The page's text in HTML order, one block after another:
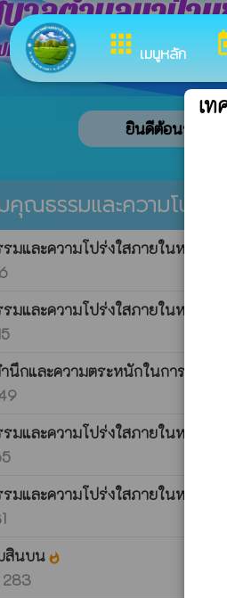
apps เมนูหลัก
าลตำบลนาป่า
ทุมราชวงศา จังหวัดอำนาจเจริญ
ยินดีต้อนรับสู่เว็
คุณธรรมและความโปร่ง
มและความโปร่งใสภายในหน่วย
มและความโปร่งใสภายในหน่วย
นึกและความตระหนักในการรักษ
มและความโปร่งใสภายในหน่วย
มและความโปร่งใสภายในหน่วย
สินบน whatshot
283
เ